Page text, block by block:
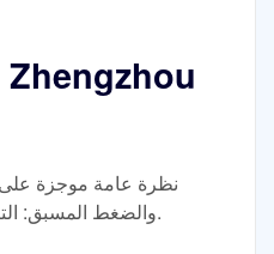
والضغط المسبق: التنظيف→السحق→التقشير→الطهي→الضغط→الترشيح على ثلاث مراحل. 2.